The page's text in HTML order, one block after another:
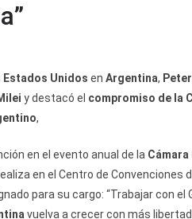
Estados Unidos en Argentina,
y destacó el compromiso de la
,
en el evento anual de la
en el Centro de Convenciones
para su cargo: “Trabajar con el
vuelva a crecer con más